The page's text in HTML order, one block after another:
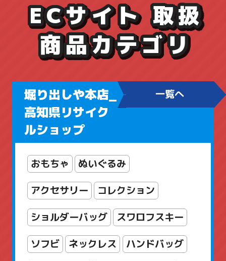
ECサイト 取扱
商品カテゴリ
堀り出しや本店_
高知県リサイク
ルショップ
一覧へ
おもちゃ ぬいぐるみ
アクセサリー コレクション
ショルダーバッグ スワロフスキー
ソフビ ネックレス ハンドバッグ